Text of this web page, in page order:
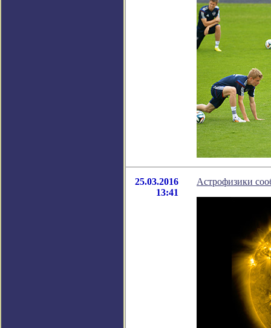
25.03.2016
13:41
Астрофизики